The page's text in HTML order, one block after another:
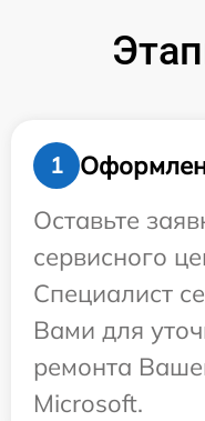
1
Оставьте
сервисного
Специалист
Вами для
ремонта
Microsoft.